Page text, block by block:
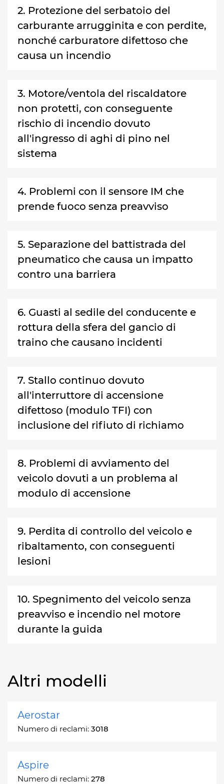
2. Protezione del serbatoio del
carburante arrugginita e con perdite,
nonché carburatore difettoso che
causa un incendio
3. Motore/ventola del riscaldatore
non protetti, con conseguente
rischio di incendio dovuto
all'ingresso di aghi di pino nel
sistema
4. Problemi con il sensore IM che
prende fuoco senza preavviso
5. Separazione del battistrada del
pneumatico che causa un impatto
contro una barriera
6. Guasti al sedile del conducente e
rottura della sfera del gancio di
traino che causano incidenti
7. Stallo continuo dovuto
all'interruttore di accensione
difettoso (modulo TFI) con
inclusione del rifiuto di richiamo
8. Problemi di avviamento del
veicolo dovuti a un problema al
modulo di accensione
9. Perdita di controllo del veicolo e
ribaltamento, con conseguenti
lesioni
10. Spegnimento del veicolo senza
preavviso e incendio nel motore
durante la guida
Altri modelli
Aerostar
Numero di reclami: 3018
Aspire
Numero di reclami: 278